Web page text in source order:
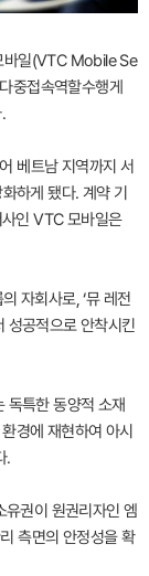
바일(VTC Mobile Se
접속역할수행게
베트남 지역까지 서
하게 됐다. 계약 기
인 VTC 모바일은
자회사로, ‘뮤 레전
성공적으로 안착시킨
독특한 동양적 소재
경에 재현하여 아시
.
유권이 원권리자인 엠
측면의 안정성을 확